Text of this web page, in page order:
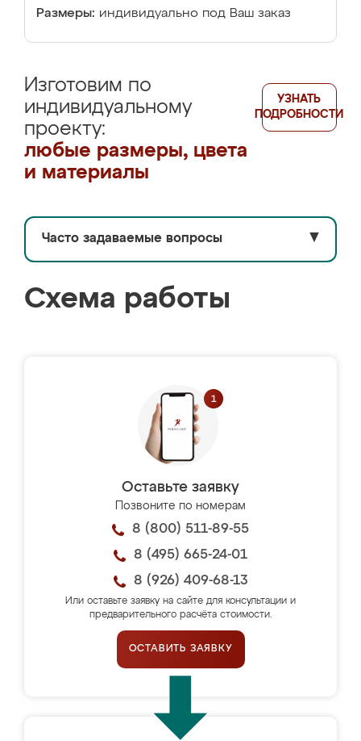
Размеры: индивидуально под Ваш заказ
Изготовим по
индивидуальному
проекту:
любые размеры, цвета
и материалы
УЗНАТЬ
ПОДРОБНОСТИ
Часто задаваемые вопросы ▼
Схема работы
Оставьте заявку
Позвоните по номерам
8 (800) 511-89-55
8 (495) 665-24-01
8 (926) 409-68-13
Или оставьте заявку на сайте для консультации и
предварительного расчёта стоимости.
ОСТАВИТЬ ЗАЯВКУ